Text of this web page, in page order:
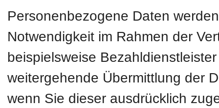
Personenbezogene Daten
Notwendigkeit im Rahmen der
beispielsweise
weitergehende Übermittlung der
wenn Sie dieser ausdrücklich